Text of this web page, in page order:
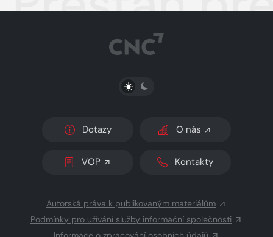
PŘEPNOUT SVĚTLÝ/TMAVÝ REŽIM
Dotazy O nás
VOP Kontakty
Autorská práva k publikovaným materiálům
Podmínky pro užívání služby informační společnosti